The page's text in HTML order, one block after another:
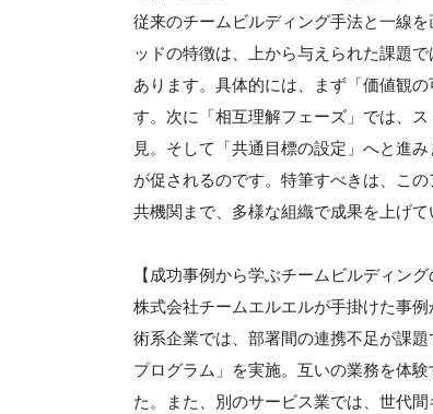
従来のチームビルディング手法と一線
ッドの特徴は、上から与えられた課題
あります。具体的には、まず「価値観
す。次に「相互理解フェーズ」では、
見。そして「共通目標の設定」へと進
が促されるのです。特筆すべきは、こ
共機関まで、多様な組織で成果を上げて
【成功事例から学ぶチームビルディング
株式会社チームエルエルが手掛けた事
術系企業では、部署間の連携不足が課
プログラム」を実施。互いの業務を体
た。また、別のサービス業では、世代